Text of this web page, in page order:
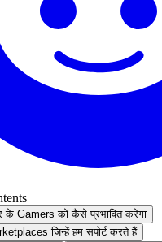
के Gamers को कैसे प्रभावित करेगा
जिन्हें हम सपोर्ट करते हैं